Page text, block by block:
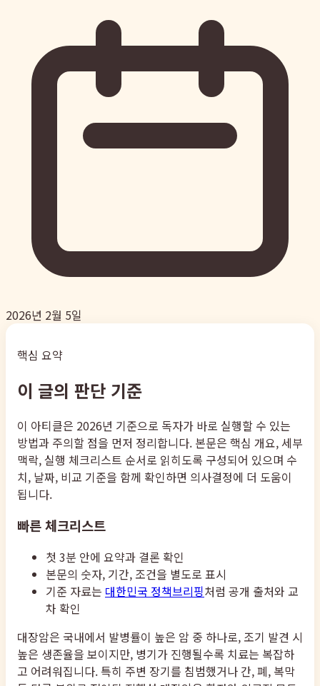
2026년 2월 5일
핵심 요약
이 글의 판단 기준
이 아티클은 2026년 기준으로 독자가 바로 실행할 수 있는
방법과 주의할 점을 먼저 정리합니다. 본문은 핵심 개요, 세부
맥락, 실행 체크리스트 순서로 읽히도록 구성되어 있으며 수
치, 날짜, 비교 기준을 함께 확인하면 의사결정에 더 도움이
됩니다.
빠른 체크리스트
첫 3분 안에 요약과 결론 확인
본문의 숫자, 기간, 조건을 별도로 표시
기준 자료는 대한민국 정책브리핑처럼 공개 출처와 교
차 확인
대장암은 국내에서 발병률이 높은 암 중 하나로, 조기 발견 시
높은 생존율을 보이지만, 병기가 진행될수록 치료는 복잡하
고 어려워집니다. 특히 주변 장기를 침범했거나 간, 폐, 복막